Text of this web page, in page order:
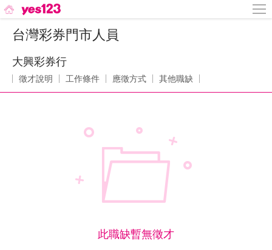
台灣彩券門市人員
大興彩券行
徵才說明 工作條件 應徵方式 其他職缺
此職缺暫無徵才